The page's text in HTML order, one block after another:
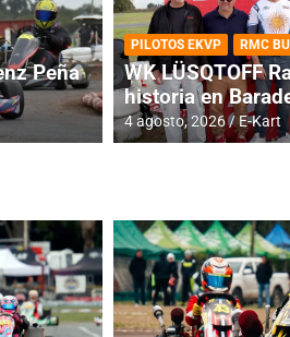
RMC BUENOS AIRES
Cerró una
Peña
PILOTOS EKVP RMC
WK LÜSQTOFF
historia en
4 agosto, 2026 E-Kart